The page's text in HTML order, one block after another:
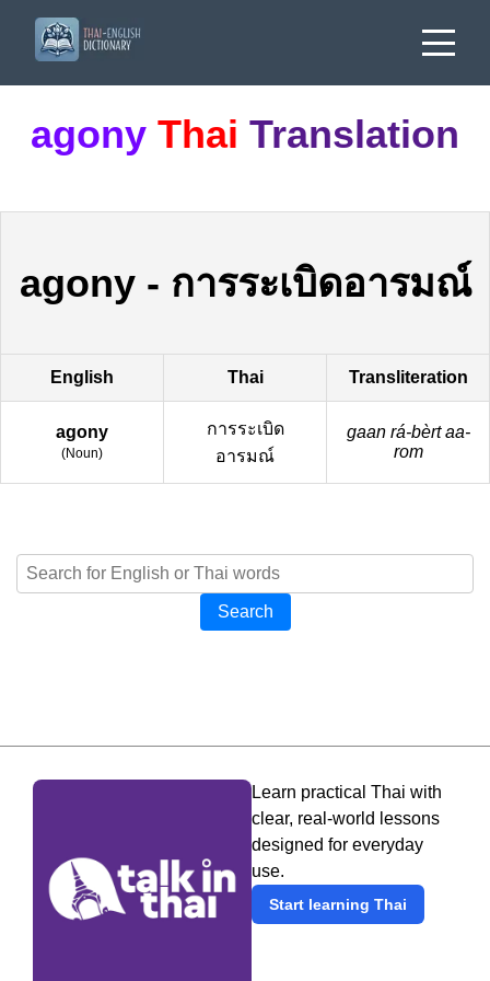
agony Thai Translation
agony- การระเบิดอารมณ์
English Thai Transliteration
agony
(Noun)
การระเบิด
อารมณ์
gaan rá-bèrt aa-
rom
Search
Learn practical Thai with
clear, real-world lessons
designed for everyday
use.
Start learning Thai